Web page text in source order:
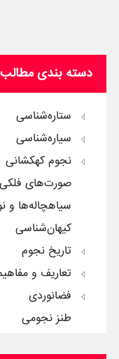
دسته بندی مطالب
ستاره‌شناسی
سیاره‌شناسی
نجوم کهکشانی
صورت‌های فلکی
سیاهچاله‌ها و
کیهان‌شناسی
تاریخ نجوم
تعاریف و
فضانوردی
طنز نجومی